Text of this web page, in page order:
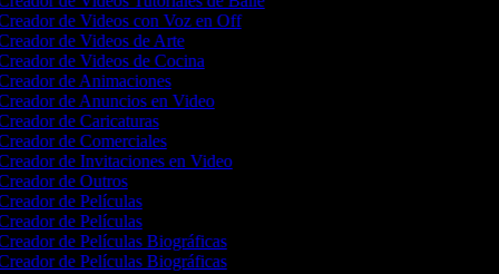
de Videos con Voz en Off
de Videos de Arte
de Videos de Cocina
de Animaciones
de Anuncios en Video
de Caricaturas
de Comerciales
de Invitaciones en Video
de Outros
de Películas
de Películas
de Películas Biográficas
de Películas Biográficas